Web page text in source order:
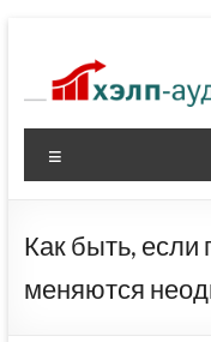
содержимому
Как быть, если
меняются